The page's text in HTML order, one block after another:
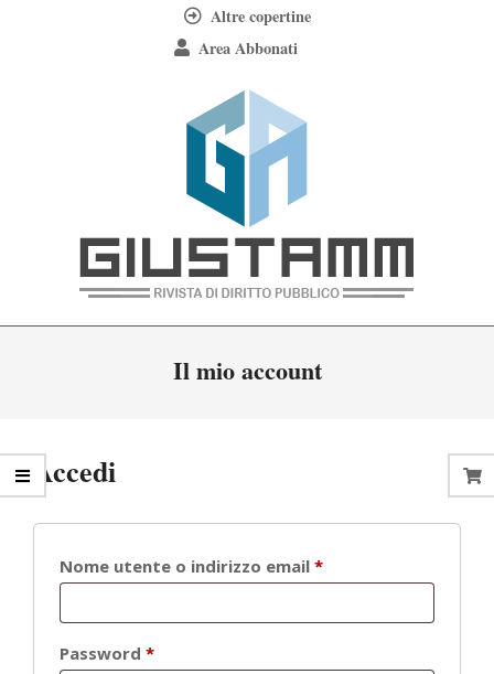
Altre copertine
Area Abbonati
Giustamm
Il mio account
Accedi
Nome utente o indirizzo email *Richiesto
Password *Richiesto